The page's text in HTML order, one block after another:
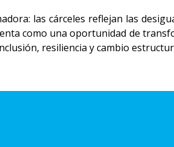
las cárceles reflejan las
como una oportunidad de
resiliencia y cambio